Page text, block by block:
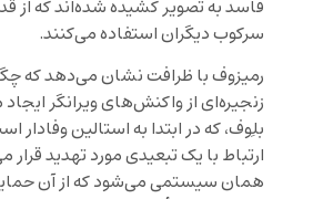
فاسد به تصویر کشیده شده‌اند که از
سرکوب دیگران استفاده می‌کنند.
رمیزوف با ظرافت نشان می‌دهد که
زنجیره‌ای از واکنش‌های ویرانگر
بلِوف، که در ابتدا به استالین وفادار
ارتباط با یک تبعیدی مورد تهدید قرار
همان سیستمی می‌شود که از آن